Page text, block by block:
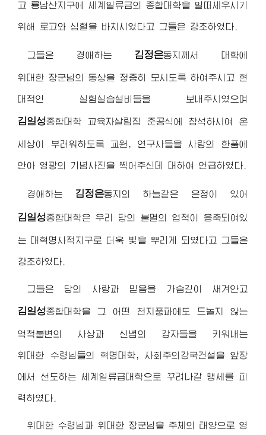
고 룡남산지구에 세계일류급의 종합대학을 일떠세우시기
위해 로고와 심혈을 바치시였다고 그들은 강조하였다.
그들은 경애하는 김정은동지 께서 대학에
위대한 장군님의 동상을 정중히 모시도록 하여주시고 현
대적인 실험실습설비들을 보내주시였으며
김일성종합대학 교육자살림집 준공식에 참석하시여 온
세상이 부러워하도록 교원, 연구사들을 사랑의 한품에
안아 영광의 기념사진을 찍어주신데 대하여 언급하였다.
경애하는 김정은동지 의 하늘같은 은정이 있어
김일성종합대학은 우리 당의 불멸의 업적이 응축되여있
는 대혁명사적지구로 더욱 빛을 뿌리게 되였다고 그들은
강조하였다.
그들은 당의 사랑과 믿음을 가슴깊이 새겨안고
김일성종합대학을 그 어떤 천지풍파에도 드놀지 않는
억척불변의 사상과 신념의 강자들을 키워내는
위대한 수령님 들의 혁명대학, 사회주의강국건설을 앞장
에서 선도하는 세계일류급대학으로 꾸려나갈 맹세를 피
력하였다.
위대한 수령님 과 위대한 장군님 을 주체의 태양으로 영